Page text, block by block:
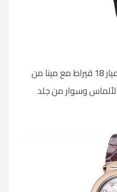
ساعة بولغاري من الذهب الوردي عيار 18 قيراط مع مينا من
وسوار من جلد